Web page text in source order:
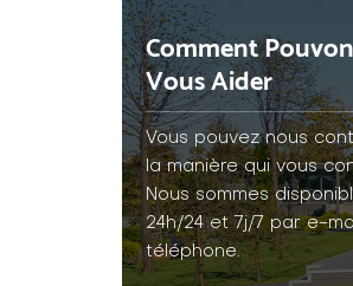
Comment
Vous Aider
Vous pouvez nous
la manière qui vous
Nous sommes
24h/24 et 7j/7 par e-
téléphone.